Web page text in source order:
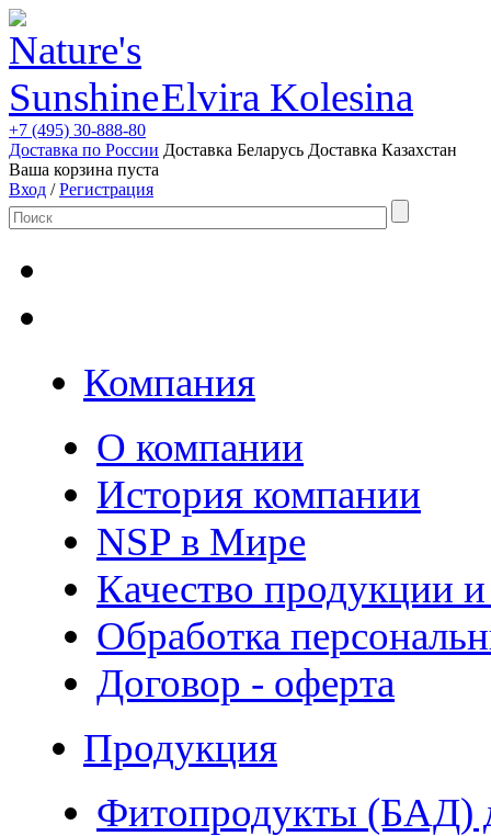
Elvira Kolesina
+7 (495) 30-888-80
Доставка по России Доставка Беларусь Доставка Казахстан
Ваша корзина пуста
Вход /Регистрация
Компания
О компании
История компании
NSP в Мире
Качество продукции
Обработка
Договор - оферта
Продукция
Фитопродукты (БАД)